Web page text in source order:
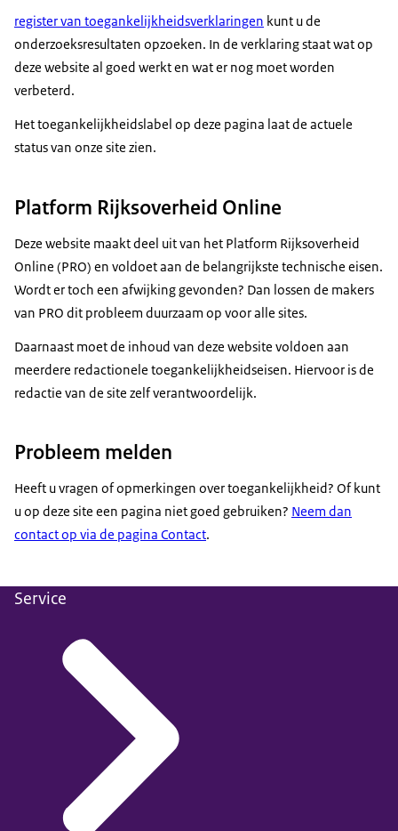
register van toegankelijkheidsverklaringen kunt u de
onderzoeksresultaten opzoeken. In de verklaring staat wat op
deze website al goed werkt en wat er nog moet worden
verbeterd.
Het toegankelijkheidslabel op deze pagina laat de actuele
status van onze site zien.
Platform Rijksoverheid Online
Deze website maakt deel uit van het Platform Rijksoverheid
Online (PRO) en voldoet aan de belangrijkste technische eisen.
Wordt er toch een afwijking gevonden? Dan lossen de makers
van PRO dit probleem duurzaam op voor alle sites.
Daarnaast moet de inhoud van deze website voldoen aan
meerdere redactionele toegankelijkheidseisen. Hiervoor is de
redactie van de site zelf verantwoordelijk.
Probleem melden
Heeft u vragen of opmerkingen over toegankelijkheid? Of kunt
u op deze site een pagina niet goed gebruiken? Neem dan
contact op via de pagina Contact.
Service